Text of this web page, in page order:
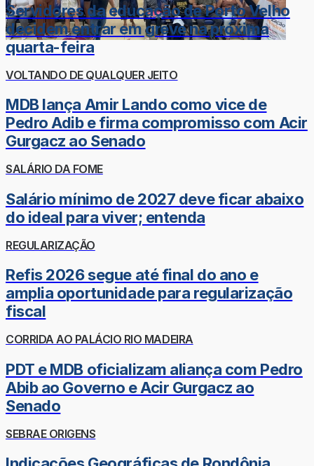
Servidores da educação de Porto Velho
decidem entrar em greve na próxima
quarta-feira
VOLTANDO DE QUALQUER JEITO
MDB lança Amir Lando como vice de
Pedro Adib e firma compromisso com Acir
Gurgacz ao Senado
SALÁRIO DA FOME
Salário mínimo de 2027 deve ficar abaixo
do ideal para viver; entenda
REGULARIZAÇÃO
Refis 2026 segue até final do ano e
amplia oportunidade para regularização
fiscal
CORRIDA AO PALÁCIO RIO MADEIRA
PDT e MDB oficializam aliança com Pedro
Abib ao Governo e Acir Gurgacz ao
Senado
SEBRAE ORIGENS